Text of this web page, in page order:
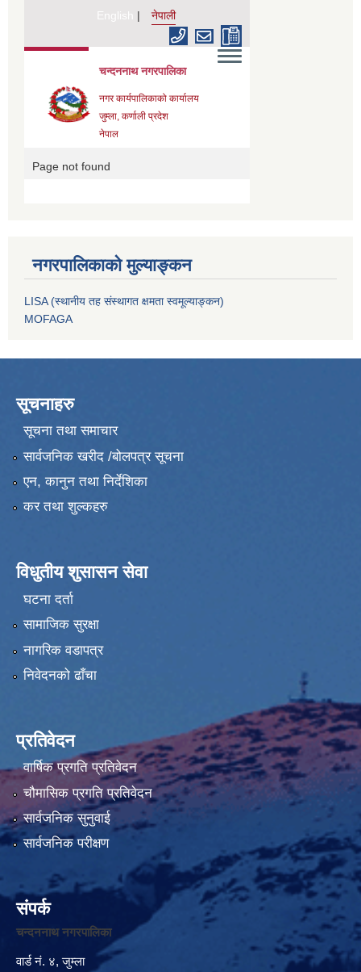
नगरपालिकाको मुल्याङ्कन
LISA (स्थानीय तह संस्थागत क्षमता स्वमूल्याङ्कन)
MOFAGA
सूचनाहरु
सूचना तथा समाचार
सार्वजनिक खरीद /बोलपत्र सूचना
एन, कानुन तथा निर्देशिका
कर तथा शुल्कहरु
विधुतीय शुसासन सेवा
घटना दर्ता
सामाजिक सुरक्षा
नागरिक वडापत्र
निवेदनको ढाँचा
प्रतिवेदन
वार्षिक प्रगति प्रतिवेदन
चौमासिक प्रगति प्रतिवेदन
सार्वजनिक सुनुवाई
सार्वजनिक परीक्षण
संपर्क
चन्दननाथ नगरपालिका
वार्ड नं. ४, जुम्ला